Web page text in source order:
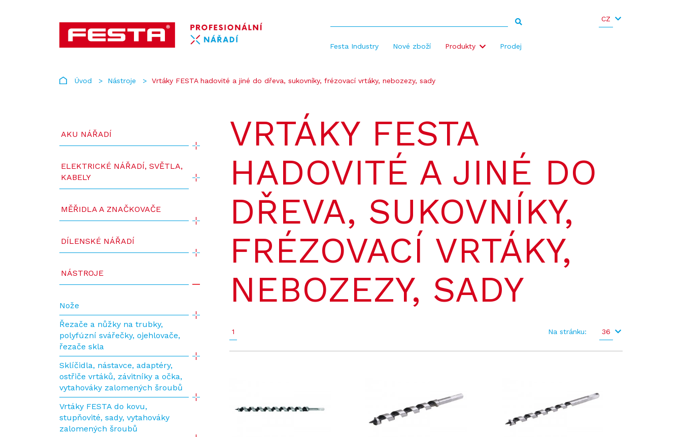
Festa Industry Nové zboží Produkty Prodej
CZ
Úvod Nástroje Vrtáky FESTA hadovité a jiné do dřeva, sukovníky, frézovací vrtáky, nebozezy, sady
AKU NÁŘADÍ
ELEKTRICKÉ NÁŘADÍ, SVĚTLA,
KABELY
MĚŘIDLA A ZNAČKOVAČE
DÍLENSKÉ NÁŘADÍ
NÁSTROJE
Nože
Řezače a nůžky na trubky,
polyfúzní svářečky, ojehlovače,
řezače skla
Sklíčidla, nástavce, adaptéry,
ostřiče vrtáků, závitníky a očka,
vytahováky zalomených šroubů
Vrtáky FESTA do kovu,
stupňovité, sady, vytahováky
zalomených šroubů
VRTÁKY FESTA
HADOVITÉ A JINÉ DO
DŘEVA, SUKOVNÍKY,
FRÉZOVACÍ VRTÁKY,
NEBOZEZY, SADY
1 Na stránku: 36